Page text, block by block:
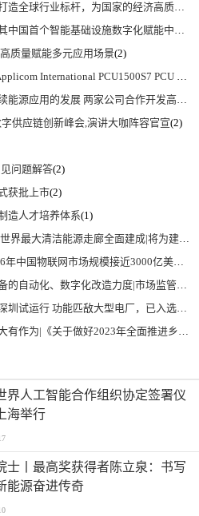
济高质量发展贡献更大力量|上海电气集团党委书记、董事长吴磊来访
国首个智能基础设施数字化赋能中心
质量赋能多元应用场景(2)
PCU1500S7 PCU 1500 S7 V4.5.0
作开发高性能储能和太阳能组串式逆变器方案 以实现可持续的未来
字供应链创新峰会,演讲大咖阵容官宣(2)
问题解答(2)
获批上市(2)
造人才培养体系(1)
为建设新型能源体系、保障国家能源安全、实现“双碳”目标提供有力支撑
近3000亿美元 智慧工厂、智慧城市、智慧电网等将占60%以上
场监管总局 工业和信息化部 关于促进企业计量能力提升的指导意见
行 功能匹敌大型电厂，已入选国际典型案例
做好2023年全面推进乡村振兴重点工作的意见》发布
界人工智能合作组织协定签署仪
海举行
士丨最高奖获得者陈立泉：书写
能源奋进传奇